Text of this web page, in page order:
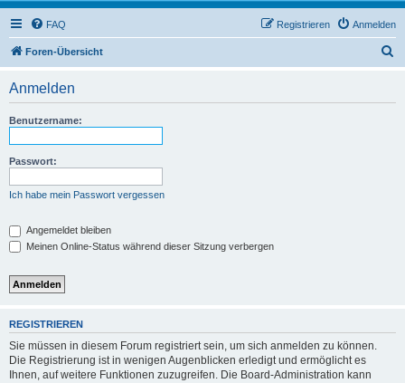
FAQ Anmelden
Registrieren
Foren-Übersicht
Anmelden
Benutzername:
Passwort:
Ich habe mein Passwort vergessen
Angemeldet bleiben
Meinen Online-Status während dieser Sitzung verbergen
REGISTRIEREN
Sie müssen in diesem Forum registriert sein, um sich anmelden zu können.
Die Registrierung ist in wenigen Augenblicken erledigt und ermöglicht es
Ihnen, auf weitere Funktionen zuzugreifen. Die Board-Administration kann